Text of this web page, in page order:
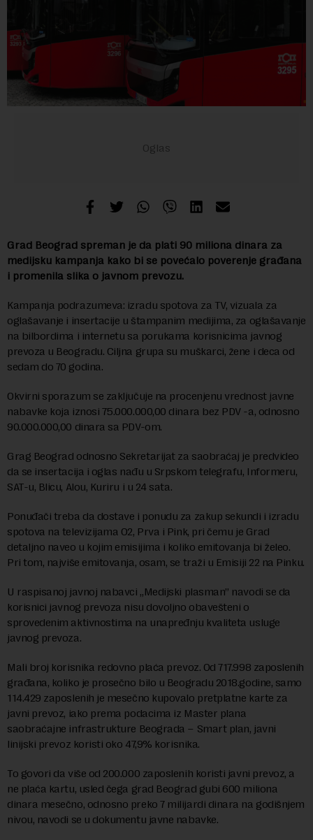
Grad Beograd spreman je da plati 90 miliona dinara za
medijsku kampanja kako bi se povećalo poverenje građana
i promenila slika o javnom prevozu.
Kampanja podrazumeva: izradu spotova za TV, vizuala za
oglašavanje i insertacije u štampanim medijima, za oglašavanje
na bilbordima i internetu sa porukama korisnicima javnog
prevoza u Beogradu. Ciljna grupa su muškarci, žene i deca od
sedam do 70 godina.
Okvirni sporazum se zaključuje na procenjenu vrednost javne
nabavke koja iznosi 75.000.000,00 dinara bez PDV -a, odnosno
90.000.000,00 dinara sa PDV-om.
Grag Beograd odnosno Sekretarijat za saobraćaj je predvideo
da se insertacija i oglas nađu u Srpskom telegrafu, Informeru,
SAT-u, Blicu, Alou, Kuriru i u 24 sata.
Ponuđači treba da dostave i ponudu za zakup sekundi i izradu
spotova na televizijama O2, Prva i Pink, pri čemu je Grad
detaljno naveo u kojim emisijima i koliko emitovanja bi želeo.
Pri tom, najviše emitovanja, osam, se traži u Emisiji 22 na Pinku.
U raspisanoj javnoj nabavci „Medijski plasman” navodi se da
korisnici javnog prevoza nisu dovoljno obavešteni o
sprovedenim aktivnostima na unapređnju kvaliteta usluge
javnog prevoza.
Mali broj korisnika redovno plaća prevoz. Od 717.998 zaposlenih
građana, koliko je prosečno bilo u Beogradu 2018.godine, samo
114.429 zaposlenih je mesečno kupovalo pretplatne karte za
javni prevoz, iako prema podacima iz Master plana
saobraćajne infrastrukture Beograda – Smart plan, javni
linijski prevoz koristi oko 47,9% korisnika.
To govori da više od 200.000 zaposlenih koristi javni prevoz, a
ne plaća kartu, usled čega grad Beograd gubi 600 miliona
dinara mesečno, odnosno preko 7 milijardi dinara na godišnjem
nivou, navodi se u dokumentu javne nabavke.